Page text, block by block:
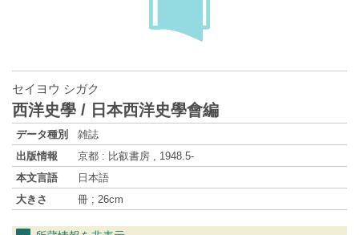
セイヨウ シガク
西洋史學 / 日本西洋史學會編
データ種別
雑誌
出版情報
京都 : 比叡書房 , 1948.5-
本文言語
日本語
大きさ
冊 ; 26cm